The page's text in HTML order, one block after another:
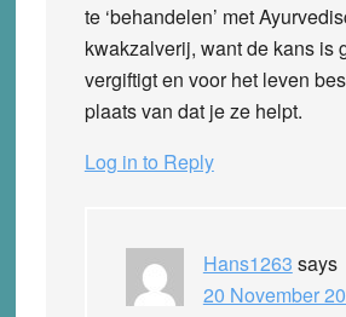
te ‘behandelen’ met
kwakzalverij, want de kans is
vergiftigt en voor het leven
plaats van dat je ze helpt.
Log in to Reply
Hans1263 says
20 November